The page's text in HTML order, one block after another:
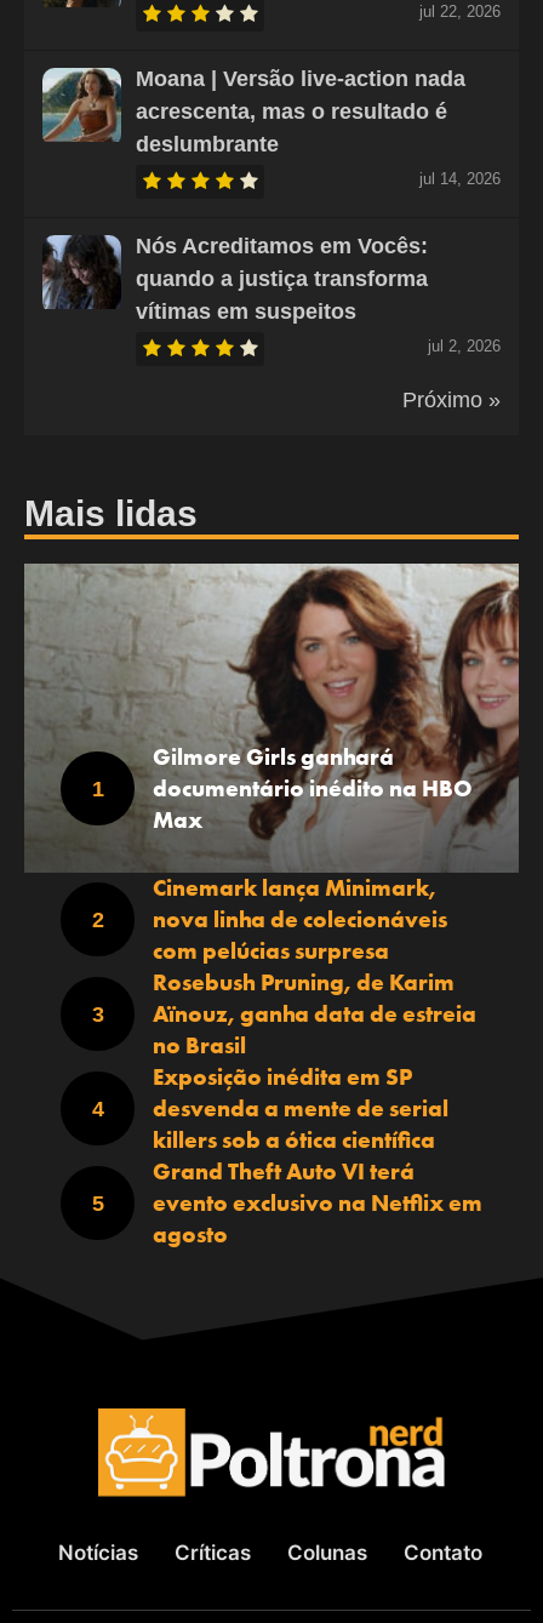
jul 22, 2026
Moana | Versão live-action nada
acrescenta, mas o resultado é
deslumbrante
jul 14, 2026
Nós Acreditamos em Vocês:
quando a justiça transforma
vítimas em suspeitos
jul 2, 2026
Próximo »
Mais lidas
Gilmore Girls ganhará
documentário inédito na HBO
Max
Cinemark lança Minimark,
nova linha de colecionáveis
com pelúcias surpresa
Rosebush Pruning, de Karim
Aïnouz, ganha data de estreia
no Brasil
Exposição inédita em SP
desvenda a mente de serial
killers sob a ótica científica
Grand Theft Auto VI terá
evento exclusivo na Netflix em
agosto
Notícias Críticas Colunas Contato